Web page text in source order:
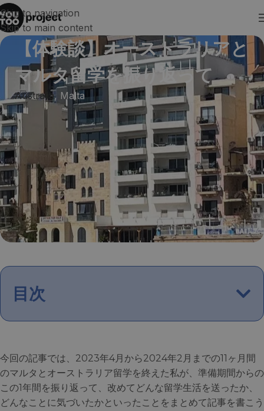
Skip to navigation
Skip to main content
【体験談】オーストラリアと
マルタ留学を振り返って
Australia, Malta
目次
今回の記事では、2023年4月から2024年2月までの11ヶ月間
のマルタとオーストラリア留学を終えた私が、準備期間からの
この1年間を振り返って、改めてどんな留学生活を送ったか、
どんなことに気づいたかといったことをまとめて記事を書こう